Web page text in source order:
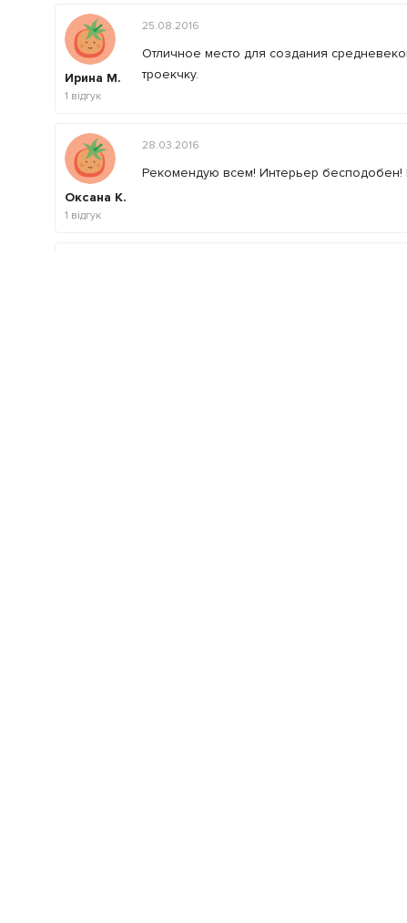
Ирина М.
1 відгук
25.08.2016
Отличное место для создания
троекчку.
Оксана К.
1 відгук
28.03.2016
Рекомендую всем! Интерьер бесподобен!